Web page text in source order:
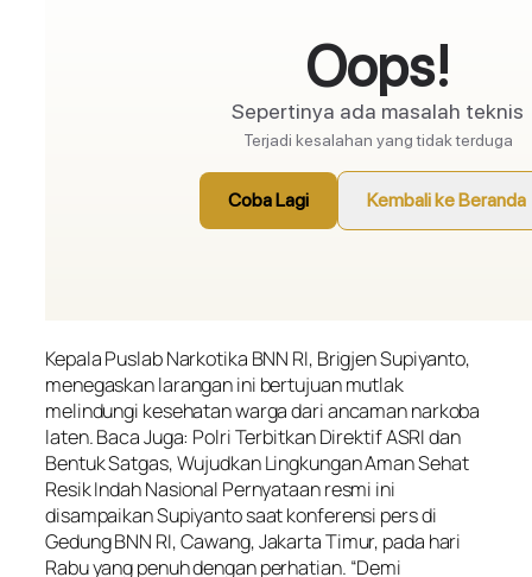
Kepala Puslab Narkotika BNN RI, Brigjen Supiyanto,
menegaskan larangan ini bertujuan mutlak
melindungi kesehatan warga dari ancaman narkoba
laten. Baca Juga: Polri Terbitkan Direktif ASRI dan
Bentuk Satgas, Wujudkan Lingkungan Aman Sehat
Resik Indah Nasional Pernyataan resmi ini
disampaikan Supiyanto saat konferensi pers di
Gedung BNN RI, Cawang, Jakarta Timur, pada hari
Rabu yang penuh dengan perhatian. “Demi